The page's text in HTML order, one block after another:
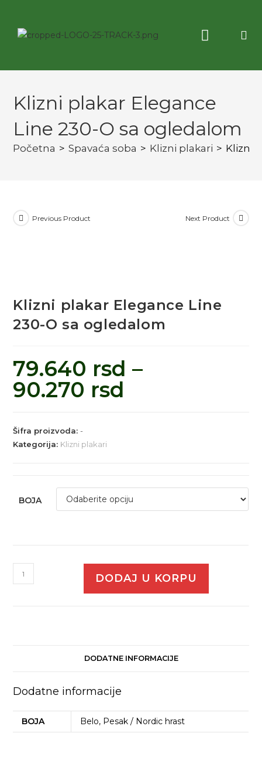
Klizni plakar Elegance
Line 230-O sa ogledalom
Početna > Spavaća soba > Klizni plakari > Klizni
Previous Product Next Product
Klizni plakar Elegance Line
230-O sa ogledalom
79.640 rsd –
90.270 rsd
Šifra proizvoda:-
Kategorija: Klizni plakari
BOJA
DODAJ U KORPU
DODATNE INFORMACIJE
Dodatne informacije
BOJA Belo, Pesak / Nordic hrast